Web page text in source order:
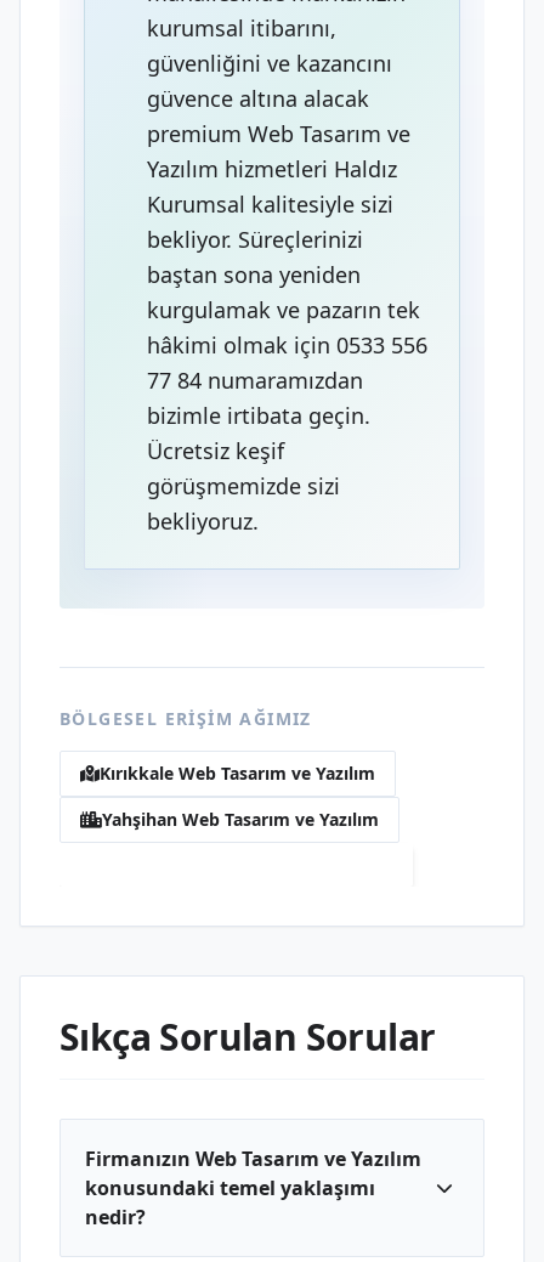
kurumsal itibarını,
güvenliğini ve kazancını
güvence altına alacak
premium Web Tasarım ve
Yazılım hizmetleri Haldız
Kurumsal kalitesiyle sizi
bekliyor. Süreçlerinizi
baştan sona yeniden
kurgulamak ve pazarın tek
hâkimi olmak için 0533 556
77 84 numaramızdan
bizimle irtibata geçin.
Ücretsiz keşif
görüşmemizde sizi
bekliyoruz.
BÖLGESEL ERIŞIM AĞIMIZ
Kırıkkale Web Tasarım ve Yazılım
Yahşihan Web Tasarım ve Yazılım
Sıkça Sorulan Sorular
Firmanızın Web Tasarım ve Yazılım
konusundaki temel yaklaşımı
nedir?